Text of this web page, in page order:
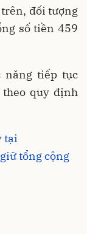
đối tượng
số tiền 459
năng tiếp tục
quy định
tại
tổng cộng